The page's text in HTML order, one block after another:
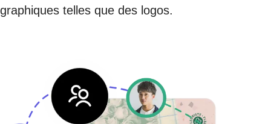
graphiques telles que des logos.